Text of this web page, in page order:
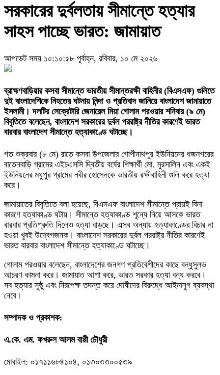
সরকারের দুর্বলতায় সীমান্তে হত্যার
সাহস পাচ্ছে ভারত: জামায়াত
আপডেট সময় ১০:১০:৫৮ পূর্বাহ্ন, রবিবার, ১০ মে ২০২৬
ব্রাহ্মণবাড়িয়ার কসবা সীমান্তে ভারতীয় সীমান্তরক্ষী বাহিনীর (বিএসএফ) গুলিতে
দুই বাংলাদেশিকে নিহতের ঘটনায় নিন্দা ও প্রতিবাদ জানিয়ে বাংলাদেশ জামায়াতে
ইসলামী। দলটির সেক্রেটারি জেনারেল মিয়া গোলাম পরওয়ার শনিবার (৯ মে)
বিবৃতিতে বলেছেন, বাংলাদেশ সরকারের দুর্বল পররাষ্ট্র নীতির কারণেই ভারত
বারবার বাংলাদেশ সীমান্তে হত্যাকাণ্ডে ঘটাচ্ছে।
গত শুক্রবার (৮ মে) রাতে কসবা উপজেলার গোপীনাথপুর ইউনিয়নের ধজনগরের
বাতেনবাড়ি গ্রামের এইচএসসি দ্বিতীয় বর্ষের শিক্ষার্থী মো. মুরসালিন এবং একই
ইউনিয়নের মধুপুর গ্রামের নবীর হোসেনকে ভারতীয় রক্ষীবাহিনী গুলি করে হত্যা
করে।
জামায়াতের বিবৃতিতে বলা হয়েছে, বিএসএফ বাংলাদেশ সীমান্তে প্রায়ই বিনা
কারণে হত্যাকাণ্ড ঘটায়। সীমান্তে হত্যাকাণ্ড শূন্যে নিয়ে আসকে ভারত
বারবার প্রতিশ্রুতি দিলেও হত্যা বাড়ছে। এসব অন্যায় হত্যাকাণ্ডের বিচার না
হওয়া খুবই উদ্বেগজনক। বাংলাদেশ সরকারের দুর্বল পররাষ্ট্র নীতির কারণেই
ভারত বারবার বাংলাদেশ সীমান্তে হত্যাকাণ্ডে ঘটাচ্ছে।
গোলাম পরওয়ার বলেছেন, বাংলাদেশের জনগণ প্রতিবেশীদের কাছে বন্ধুসুলভ
আচরণ কামনা করে। জামায়াত আশা করে, ভারত সরকার হত্যা বন্ধ করবে।
সব হত্যার সুষ্ঠু এবং নিরপেক্ষ তদন্ত করে দোষীদের বিরুদ্ধে আইনানুগ ব্যবস্থা
নেবে।
সম্পাদক ও প্রকাশক:
এ.কে. এম. ফখরুল আলম বাপ্পী চৌধুরী
মোবাইল: ০১৭১১৬৮৪১০৪, ০১৩০৩৩০০৫৩৯